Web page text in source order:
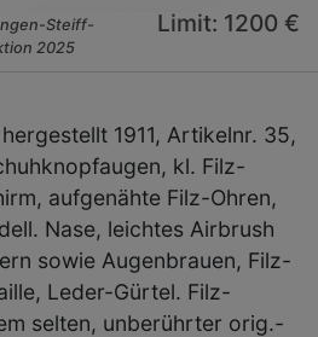
Steiff-
2025
Limit: 1200 €
1911, Artikelnr. 35,
kl. Filz-
aufgenähte Filz-Ohren,
Nase, leichtes Airbrush
sowie Augenbrauen, Filz-
Leder-Gürtel. Filz-
selten, unberührter orig.-